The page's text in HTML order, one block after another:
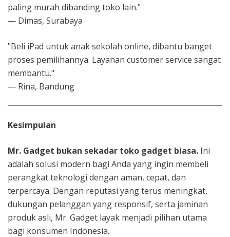
paling murah dibanding toko lain."
— Dimas, Surabaya
"Beli iPad untuk anak sekolah online, dibantu banget
proses pemilihannya. Layanan customer service sangat
membantu."
— Rina, Bandung
Kesimpulan
Mr. Gadget bukan sekadar toko gadget biasa. Ini
adalah solusi modern bagi Anda yang ingin membeli
perangkat teknologi dengan aman, cepat, dan
terpercaya. Dengan reputasi yang terus meningkat,
dukungan pelanggan yang responsif, serta jaminan
produk asli, Mr. Gadget layak menjadi pilihan utama
bagi konsumen Indonesia.